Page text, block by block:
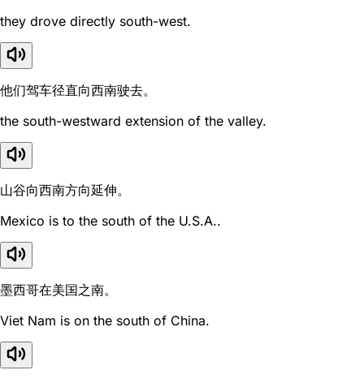
they drove directly south-west.
他们驾车径直向西南驶去。
the south-westward extension of the valley.
山谷向西南方向延伸。
Mexico is to the south of the U.S.A..
墨西哥在美国之南。
Viet Nam is on the south of China.